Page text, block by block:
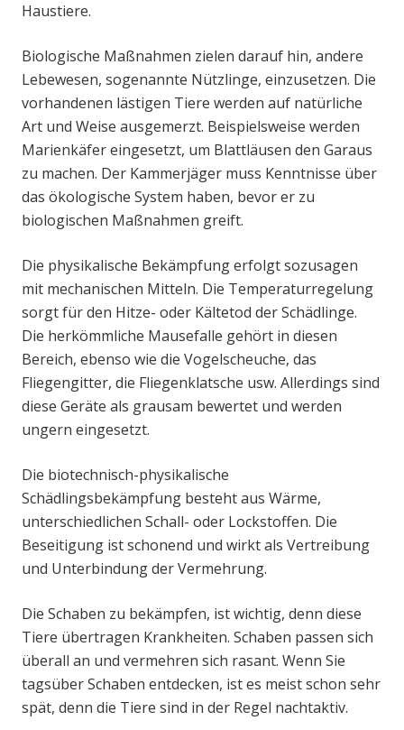
Haustiere.
Biologische Maßnahmen zielen darauf hin, andere
Lebewesen, sogenannte Nützlinge, einzusetzen. Die
vorhandenen lästigen Tiere werden auf natürliche
Art und Weise ausgemerzt. Beispielsweise werden
Marienkäfer eingesetzt, um Blattläusen den Garaus
zu machen. Der Kammerjäger muss Kenntnisse über
das ökologische System haben, bevor er zu
biologischen Maßnahmen greift.
Die physikalische Bekämpfung erfolgt sozusagen
mit mechanischen Mitteln. Die Temperaturregelung
sorgt für den Hitze- oder Kältetod der Schädlinge.
Die herkömmliche Mausefalle gehört in diesen
Bereich, ebenso wie die Vogelscheuche, das
Fliegengitter, die Fliegenklatsche usw. Allerdings sind
diese Geräte als grausam bewertet und werden
ungern eingesetzt.
Die biotechnisch-physikalische
Schädlingsbekämpfung besteht aus Wärme,
unterschiedlichen Schall- oder Lockstoffen. Die
Beseitigung ist schonend und wirkt als Vertreibung
und Unterbindung der Vermehrung.
Die Schaben zu bekämpfen, ist wichtig, denn diese
Tiere übertragen Krankheiten. Schaben passen sich
überall an und vermehren sich rasant. Wenn Sie
tagsüber Schaben entdecken, ist es meist schon sehr
spät, denn die Tiere sind in der Regel nachtaktiv.